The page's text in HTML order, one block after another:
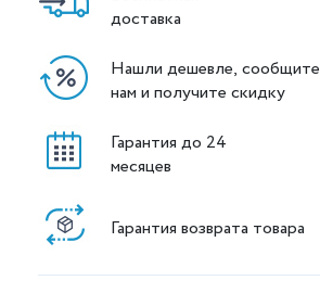
доставка
Нашли дешевле, сообщите
нам и получите скидку
Гарантия до 24
месяцев
Гарантия возврата товара